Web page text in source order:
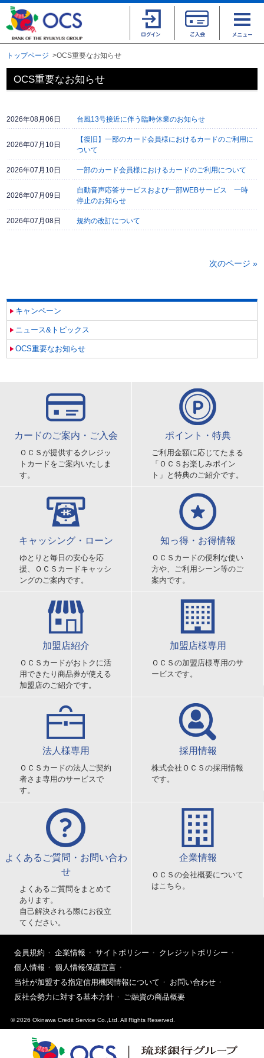
トップページ OCS重要なお知らせ
OCS重要なお知らせ
2026年08月06日 台風13号接近に伴う臨時休業のお知らせ
2026年07月10日
【復旧】一部のカード会員様におけるカードのご利用に
ついて
2026年07月10日 一部のカード会員様におけるカードのご利用について
2026年07月09日
自動音声応答サービスおよび一部WEBサービス 一時
停止のお知らせ
2026年07月08日 規約の改訂について
次のページ »
キャンペーン
ニュース&トピックス
OCS重要なお知らせ
カードのご案内・ご入会
ＯＣＳが提供するクレジッ
トカードをご案内いたしま
す。
ポイント・特典
ご利用金額に応じてたまる
「ＯＣＳお楽しみポイン
ト」と特典のご紹介です。
キャッシング・ローン
ゆとりと毎日の安心を応
援、ＯＣＳカードキャッシ
ングのご案内です。
知っ得・お得情報
ＯＣＳカードの便利な使い
方や、ご利用シーン等のご
案内です。
加盟店紹介
ＯＣＳカードがおトクに活
用できたり商品券が使える
加盟店のご紹介です。
加盟店様専用
ＯＣＳの加盟店様専用のサ
ービスです。
法人様専用
ＯＣＳカードの法人ご契約
者さま専用のサービスで
す。
採用情報
株式会社ＯＣＳの採用情報
です。
よくあるご質問・お問い合わ
せ
よくあるご質問をまとめて
あります。
自己解決される際にお役立
てください。
企業情報
ＯＣＳの会社概要について
はこちら。
会員規約 企業情報 サイトポリシー
クレジットポリシー
個人情報
個人情報保護宣言
当社が加盟する指定信用機関情報について
お問い合わせ
反社会勢力に対する基本方針
ご融資の商品概要
© 2026 Okinawa Credit Service Co.,Ltd. All Rights Reserved.